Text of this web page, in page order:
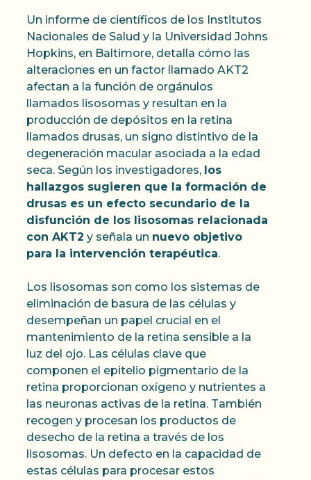
Un informe de científicos de los Institutos
Nacionales de Salud y la Universidad Johns
Hopkins, en Baltimore, detalla cómo las
alteraciones en un factor llamado AKT2
afectan a la función de orgánulos
llamados lisosomas y resultan en la
producción de depósitos en la retina
llamados drusas, un signo distintivo de la
degeneración macular asociada a la edad
seca. Según los investigadores, los
hallazgos sugieren que la formación de
drusas es un efecto secundario de la
disfunción de los lisosomas relacionada
con AKT2 y señala un nuevo objetivo
para la intervención terapéutica.
Los lisosomas son como los sistemas de
eliminación de basura de las células y
desempeñan un papel crucial en el
mantenimiento de la retina sensible a la
luz del ojo. Las células clave que
componen el epitelio pigmentario de la
retina proporcionan oxígeno y nutrientes a
las neuronas activas de la retina. También
recogen y procesan los productos de
desecho de la retina a través de los
lisosomas. Un defecto en la capacidad de
estas células para procesar estos